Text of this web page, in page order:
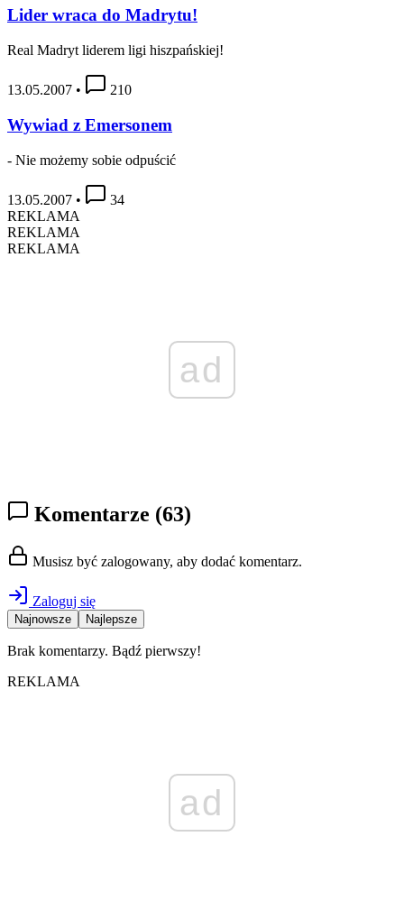
Lider wraca do Madrytu!
Real Madryt liderem ligi hiszpańskiej!
13.05.2007 • 210
Wywiad z Emersonem
- Nie możemy sobie odpuścić
13.05.2007 •
34
REKLAMA
REKLAMA
REKLAMA
ad
Komentarze (63)
Musisz być zalogowany, aby dodać komentarz.
Zaloguj się
Najnowsze Najlepsze
Brak komentarzy. Bądź pierwszy!
REKLAMA
ad